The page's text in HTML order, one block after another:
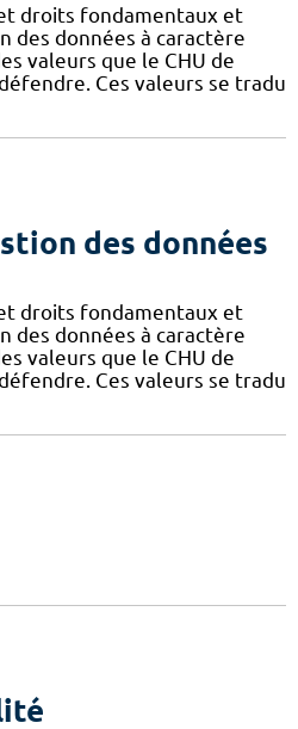
droits fondamentaux et
des données à caractère
valeurs que le CHU de
Ces valeurs se tradu
des données
droits fondamentaux et
des données à caractère
valeurs que le CHU de
Ces valeurs se tradu